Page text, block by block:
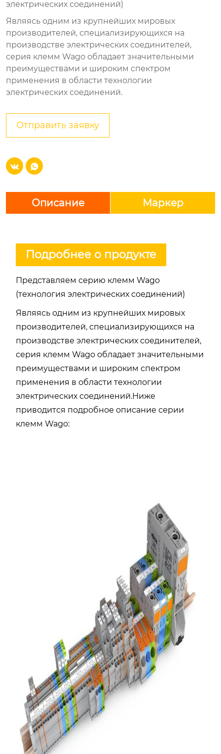
электрических соединений)
Являясь одним из крупнейших мировых
производителей, специализирующихся на
производстве электрических соединителей,
серия клемм Wago обладает значительными
преимуществами и широким спектром
применения в области технологии
электрических соединений.
Отправить заявку
 
Описание Маркер
Подробнее о продукте
Представляем серию клемм Wago
(технология электрических соединений)
Являясь одним из крупнейших мировых
производителей, специализирующихся на
производстве электрических соединителей,
серия клемм Wago обладает значительными
преимуществами и широким спектром
применения в области технологии
электрических соединений.Ниже
приводится подробное описание серии
клемм Wago: